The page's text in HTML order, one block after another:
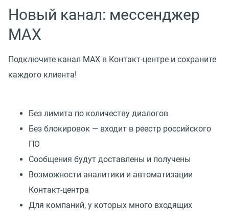
Новый канал: мессенджер
MAX
Подключите канал MAX в Контакт-центре и сохраните
каждого клиента!
Без лимита по количеству диалогов
Без блокировок — входит в реестр российского
ПО
Сообщения будут доставлены и получены
Возможности аналитики и автоматизации
Контакт-центра
Для компаний, у которых много входящих